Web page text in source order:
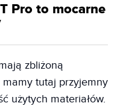
Pro to mocarne
zbliżoną
tutaj przyjemny
użytych materiałów.